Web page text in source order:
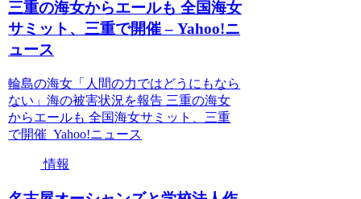
三重の海女からエールも 全国海女
サミット、三重で開催 – Yahoo!ニ
ュース
輪島の海女「人間の力ではどうにもなら
ない」海の被害状況を報告 三重の海女
からエールも 全国海女サミット、三重
で開催 Yahoo!ニュース
情報